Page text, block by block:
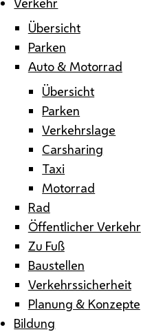
Übersicht
Parken
Auto & Motorrad
Übersicht
Parken
Verkehrslage
Carsharing
Taxi
Motorrad
Rad
Öffentlicher Verkehr
Zu Fuß
Baustellen
Verkehrssicherheit
Planung & Konzepte
Bildung